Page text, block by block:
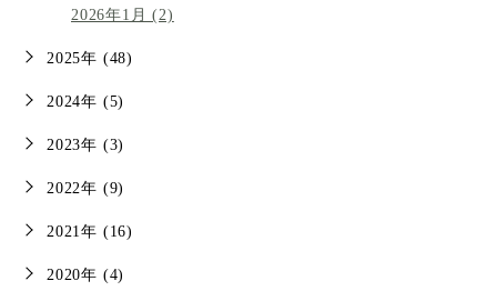
2026年1月 (2)
2025年 (48)
2024年 (5)
2023年 (3)
2022年 (9)
2021年 (16)
2020年 (4)